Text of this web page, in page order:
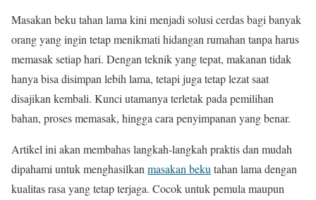
Masakan beku tahan lama kini menjadi solusi cerdas bagi banyak
orang yang ingin tetap menikmati hidangan rumahan tanpa harus
memasak setiap hari. Dengan teknik yang tepat, makanan tidak
hanya bisa disimpan lebih lama, tetapi juga tetap lezat saat
disajikan kembali. Kunci utamanya terletak pada pemilihan
bahan, proses memasak, hingga cara penyimpanan yang benar.
Artikel ini akan membahas langkah-langkah praktis dan mudah
dipahami untuk menghasilkanmasakan bekutahan lama dengan
kualitas rasa yang tetap terjaga. Cocok untuk pemula maupun